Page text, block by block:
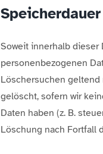
Speicherdauer
Soweit innerhalb
personenbezogenen
Löschersuchen geltend
gelöscht, sofern wir
Daten haben (z. B.
Löschung nach Fortfall